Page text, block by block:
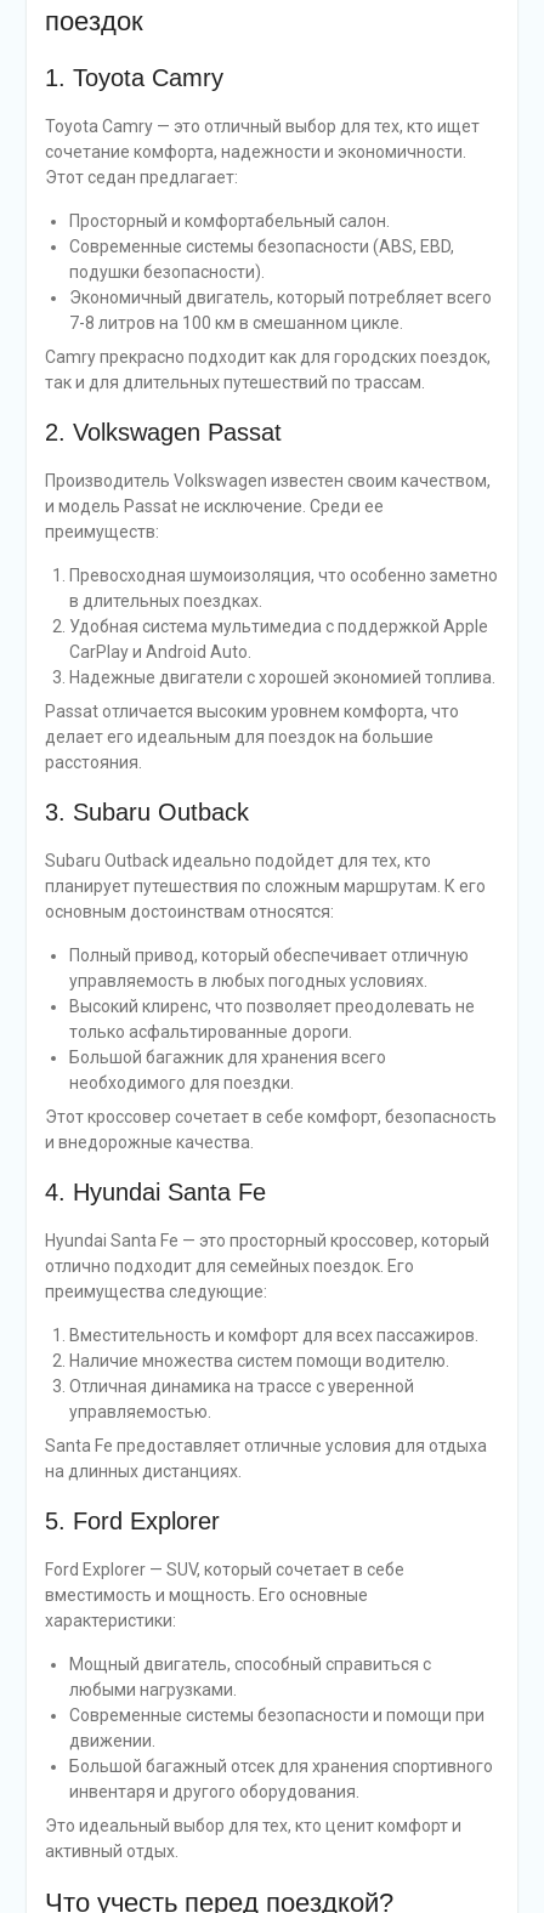
поездок
1. Toyota Camry
Toyota Camry — это отличный выбор для тех, кто ищет
сочетание комфорта, надежности и экономичности.
Этот седан предлагает:
Просторный и комфортабельный салон.
Современные системы безопасности (ABS, EBD,
подушки безопасности).
Экономичный двигатель, который потребляет всего
7-8 литров на 100 км в смешанном цикле.
Camry прекрасно подходит как для городских поездок,
так и для длительных путешествий по трассам.
2. Volkswagen Passat
Производитель Volkswagen известен своим качеством,
и модель Passat не исключение. Среди ее
преимуществ:
Превосходная шумоизоляция, что особенно заметно
в длительных поездках.
Удобная система мультимедиа с поддержкой Apple
CarPlay и Android Auto.
Надежные двигатели с хорошей экономией топлива.
Passat отличается высоким уровнем комфорта, что
делает его идеальным для поездок на большие
расстояния.
3. Subaru Outback
Subaru Outback идеально подойдет для тех, кто
планирует путешествия по сложным маршрутам. К его
основным достоинствам относятся:
Полный привод, который обеспечивает отличную
управляемость в любых погодных условиях.
Высокий клиренс, что позволяет преодолевать не
только асфальтированные дороги.
Большой багажник для хранения всего
необходимого для поездки.
Этот кроссовер сочетает в себе комфорт, безопасность
и внедорожные качества.
4. Hyundai Santa Fe
Hyundai Santa Fe — это просторный кроссовер, который
отлично подходит для семейных поездок. Его
преимущества следующие:
Вместительность и комфорт для всех пассажиров.
Наличие множества систем помощи водителю.
Отличная динамика на трассе с уверенной
управляемостью.
Santa Fe предоставляет отличные условия для отдыха
на длинных дистанциях.
5. Ford Explorer
Ford Explorer — SUV, который сочетает в себе
вместимость и мощность. Его основные
характеристики:
Мощный двигатель, способный справиться с
любыми нагрузками.
Современные системы безопасности и помощи при
движении.
Большой багажный отсек для хранения спортивного
инвентаря и другого оборудования.
Это идеальный выбор для тех, кто ценит комфорт и
активный отдых.
Что учесть перед поездкой?